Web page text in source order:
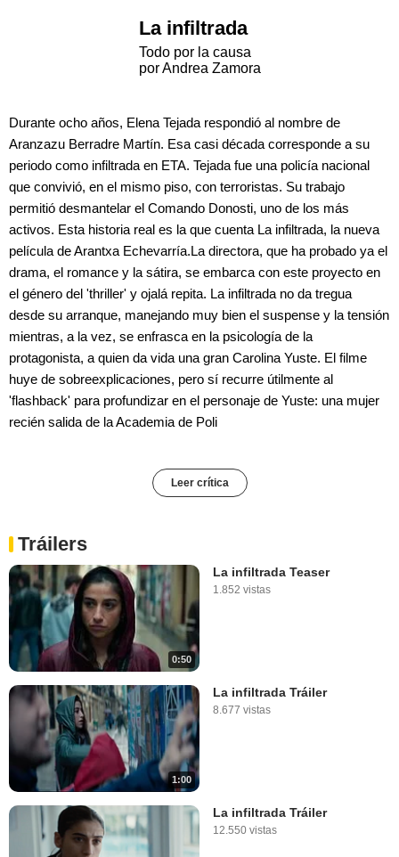
La infiltrada
Todo por la causa
por Andrea Zamora
Durante ocho años, Elena Tejada respondió al nombre de
Aranzazu Berradre Martín. Esa casi década corresponde a su
periodo como infiltrada en ETA. Tejada fue una policía nacional
que convivió, en el mismo piso, con terroristas. Su trabajo
permitió desmantelar el Comando Donosti, uno de los más
activos. Esta historia real es la que cuenta La infiltrada, la nueva
película de Arantxa Echevarría.La directora, que ha probado ya el
drama, el romance y la sátira, se embarca con este proyecto en
el género del 'thriller' y ojalá repita. La infiltrada no da tregua
desde su arranque, manejando muy bien el suspense y la tensión
mientras, a la vez, se enfrasca en la psicología de la
protagonista, a quien da vida una gran Carolina Yuste. El filme
huye de sobreexplicaciones, pero sí recurre útilmente al
'flashback' para profundizar en el personaje de Yuste: una mujer
recién salida de la Academia de Poli
Leer crítica
Tráilers
0:50
La infiltrada Teaser
1.852 vistas
1:00
La infiltrada Tráiler
8.677 vistas
La infiltrada Tráiler
12.550 vistas